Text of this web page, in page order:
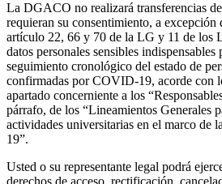
La DGACO no realizará transferencias
requieran su consentimiento, a excepción
artículo 22, 66 y 70 de la LG y 11 de
datos personales sensibles
seguimiento cronológico del estado de
confirmadas por COVID-19, acorde con
apartado concerniente a los
párrafo, de los “Lineamientos Generales
actividades universitarias en el marco de
19”.
Usted o su representante legal podrá